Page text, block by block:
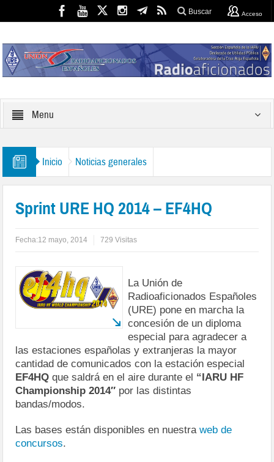
Buscar Acceso
Menu
Inicio Noticias generales
Sprint URE HQ 2014 – EF4HQ
Fecha:12 mayo, 2014 729 Visitas
La Unión de
Radioaficionados Españoles
(URE) pone en marcha la
concesión de un diploma
especial para agradecer a
las estaciones españolas y extranjeras la mayor
cantidad de comunicados con la estación especial
EF4HQ que saldrá en el aire durante el “IARU HF
Championship 2014″ por las distintas
bandas/modos.
Las bases están disponibles en nuestraweb de
concursos.